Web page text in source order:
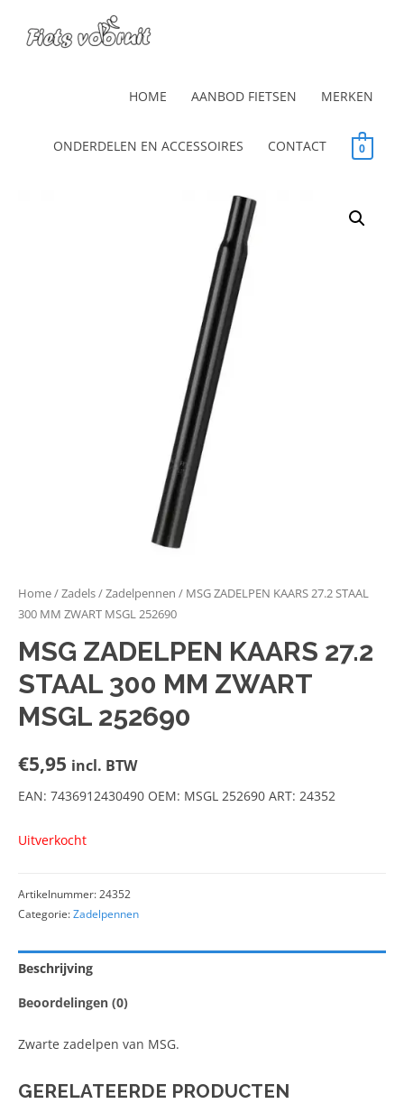
HOME AANBOD FIETSEN MERKEN
ONDERDELEN EN ACCESSOIRES CONTACT 0
Home/Zadels/Zadelpennen / MSG ZADELPEN KAARS 27.2 STAAL
300 MM ZWART MSGL 252690
MSG ZADELPEN KAARS 27.2
STAAL 300 MM ZWART
MSGL 252690
€5,95 incl. BTW
EAN: 7436912430490 OEM: MSGL 252690 ART: 24352
Uitverkocht
Artikelnummer:24352
Categorie:Zadelpennen
Beschrijving
Beoordelingen (0)
Zwarte zadelpen van MSG.
GERELATEERDE PRODUCTEN